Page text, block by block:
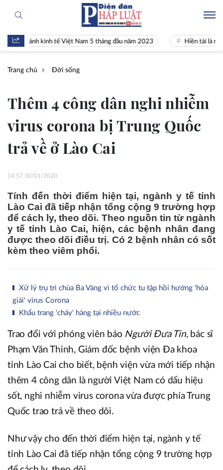
cảnh kinh tế Việt Nam 5 tháng đầu năm 2023 Hiền tài là nguyên
Trang chủ Đời sống
Thêm 4 công dân nghi nhiễm
virus corona bị Trung Quốc
trả về ở Lào Cai
14:57 30/01/2020
Tính đến thời điểm hiện tại, ngành y tế tỉnh
Lào Cai đã tiếp nhận tổng cộng 9 trường hợp
để cách ly, theo dõi. Theo nguồn tin từ ngành
y tế tỉnh Lào Cai, hiện, các bệnh nhân đang
được theo dõi điều trị. Có 2 bệnh nhân có sốt
kèm theo viêm phổi.
Xử lý trụ trì chùa Ba Vàng vì tổ chức tu tập hồi hướng 'hóa
giải' virus Corona
Khẩu trang 'cháy' hàng tại nhiều nước
Trao đổi với phóng viên báo Người Đưa Tin, bác sĩ
Phạm Văn Thinh, Giám đốc bệnh viện Đa khoa
tỉnh Lào Cai cho biết, bệnh viện vừa mới tiếp nhận
thêm 4 công dân là người Việt Nam có dấu hiệu
sốt, nghi nhiễm virus corona vừa được phía Trung
Quốc trao trả về theo dõi.
Như vậy cho đến thời điểm hiện tại, ngành y tế
tỉnh Lào Cai đã tiếp nhận tổng cộng 9 trường hợp